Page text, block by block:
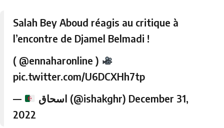
Salah Bey Aboud réagis au critique à
l’encontre de Djamel Belmadi !
( @ennaharonline )
pic.twitter.com/U6DCXHh7tp
—
اسحاق (@ishakghr) December 31,
2022